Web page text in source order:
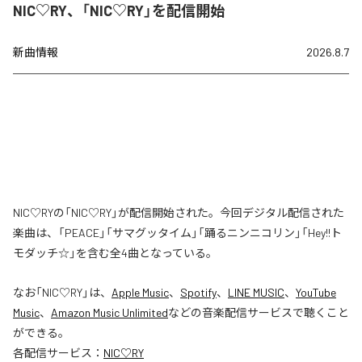
NIC♡RY、「NIC♡RY」を配信開始
新曲情報 2026.8.7
NIC♡RYの「NIC♡RY」が配信開始された。今回デジタル配信された
楽曲は、「PEACE」「サマグッタイム」「踊るニンニコリン」「Hey!!ト
モダッチ☆」を含む全4曲となっている。
なお「NIC♡RY」は、 Apple Music、 Spotify、 LINE MUSIC、 YouTube
Music、 Amazon Music Unlimitedなどの音楽配信サービスで聴くこと
ができる。
各配信サービス： NIC♡RY